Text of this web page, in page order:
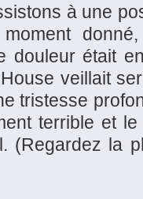
à une
douleur était
veillait
tristesse
terrible et
(Regardez la